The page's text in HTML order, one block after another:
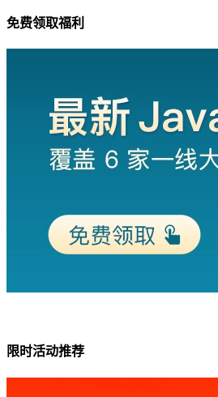
免费领取福利
限时活动推荐